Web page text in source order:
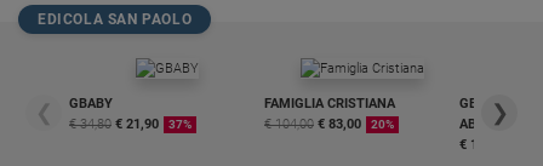
EDICOLA SAN PAOLO
❮
GBABY
€ 34,80 € 21,90 37%
FAMIGLIA CRISTIANA
€ 104,00 € 83,00 20%
GBABY
€ 16,99
❯